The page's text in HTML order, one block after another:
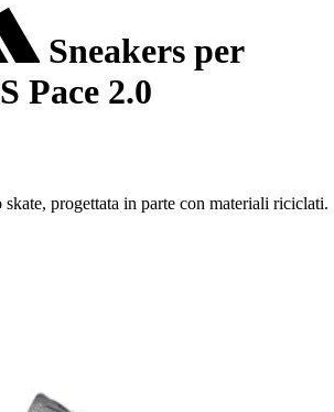
Sneakers per
Pace 2.0
skate, progettata in parte con materiali riciclati.